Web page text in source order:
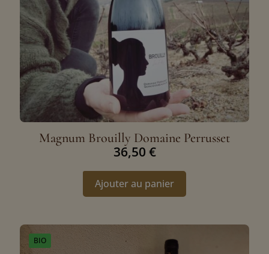
Magnum Brouilly Domaine Perrusset
36,50 €
Ajouter au panier
BIO